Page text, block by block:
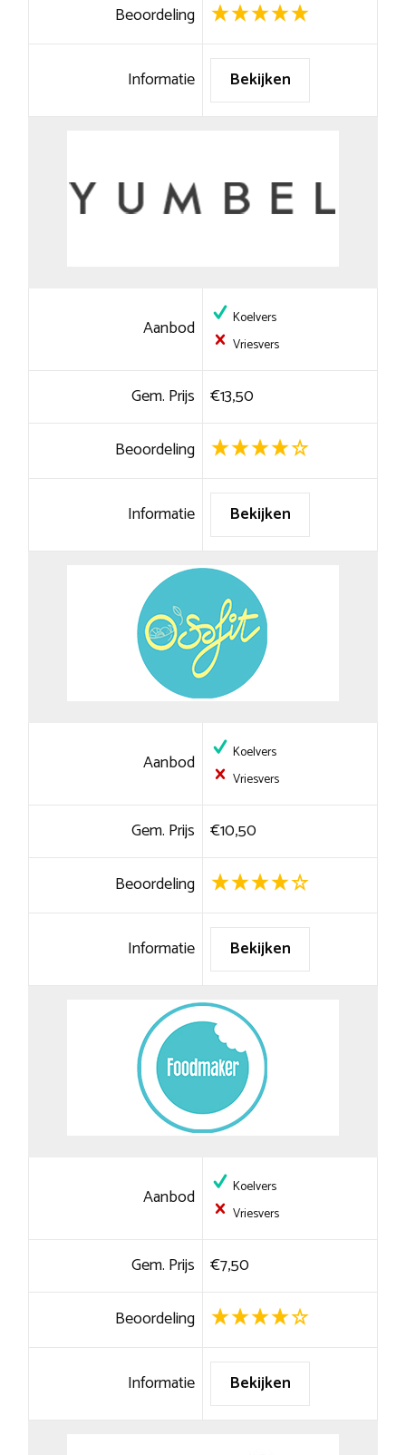
Beoordeling
Informatie Bekijken
Aanbod
Koelvers
Vriesvers
Gem. Prijs €13,50
Beoordeling
Informatie Bekijken
Aanbod
Koelvers
Vriesvers
Gem. Prijs €10,50
Beoordeling
Informatie Bekijken
Aanbod
Koelvers
Vriesvers
Gem. Prijs €7,50
Beoordeling
Informatie Bekijken